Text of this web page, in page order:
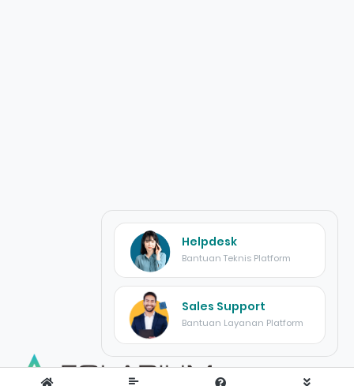
Helpdesk
Bantuan Teknis Platform
Sales Support
Bantuan Layanan Platform